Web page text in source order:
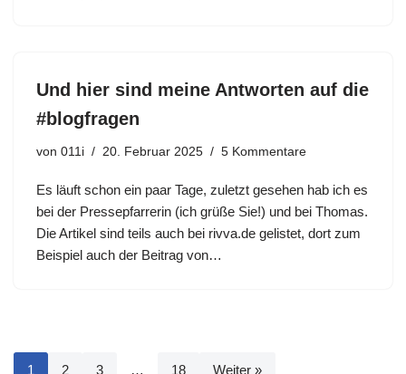
Und hier sind meine Antworten auf die
#blogfragen
von 011i 20. Februar 2025 5 Kommentare
Es läuft schon ein paar Tage, zuletzt gesehen hab ich es
bei der Pressepfarrerin (ich grüße Sie!) und bei Thomas.
Die Artikel sind teils auch bei rivva.de gelistet, dort zum
Beispiel auch der Beitrag von…
1 2 3 … 18 Weiter »